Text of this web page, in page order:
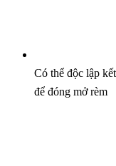
Có thể độc lập
để đóng mở rèm